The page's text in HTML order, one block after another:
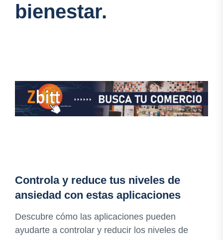
bienestar.
Controla y reduce tus niveles de
ansiedad con estas aplicaciones
Descubre cómo las aplicaciones pueden
ayudarte a controlar y reducir los niveles de